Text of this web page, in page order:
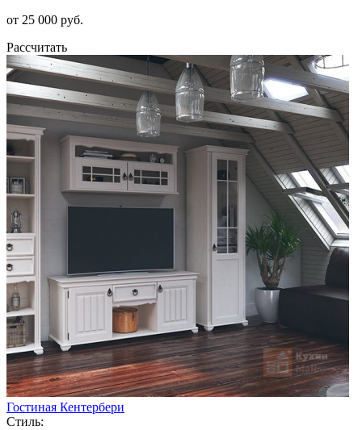
от 25 000 руб.
Рассчитать
Гостиная Кентербери
Стиль: